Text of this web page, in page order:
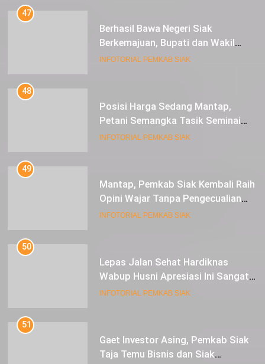
47
Berhasil Bawa Negeri Siak
Berkemajuan, Bupati dan Wakil
Bupati Siak Terima Gelar Adat
INFOTORIAL PEMKAB SIAK
48
Posisi Harga Sedang Mantap,
Petani Semangka Tasik Seminai
Raup Untung
INFOTORIAL PEMKAB SIAK
49
Mantap, Pemkab Siak Kembali Raih
Opini Wajar Tanpa Pengecualian
ke-13 Dari BPK RI.
INFOTORIAL PEMKAB SIAK
50
Lepas Jalan Sehat Hardiknas
Wabup Husni Apresiasi Ini Sangat
Luar Biasa
INFOTORIAL PEMKAB SIAK
51
Gaet Investor Asing, Pemkab Siak
Taja Temu Bisnis dan Siak